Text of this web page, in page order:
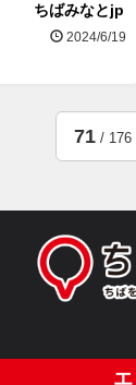
ちばみなとjp
2024/6/19
71/ 176